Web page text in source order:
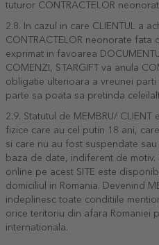
tuturor CONTRACTELOR
2.8. In cazul in care CLIENTUL a
CONTRACTELOR neonorate fata
exprimat in favoarea
COMENZI, STARGIFT va anula
obligatie ulterioara a vreunei
parte sa poata sa pretinda
2.9. Statutul de MEMBRU/
fizice care au cel putin 18 ani,
si care nu au fost suspendate sau
baza de date, indiferent de
online pe acest SITE este
domiciliul in Romania. Devenind
indeplinesc toate conditiile
orice teritoriu din afara Romaniei
internationala.